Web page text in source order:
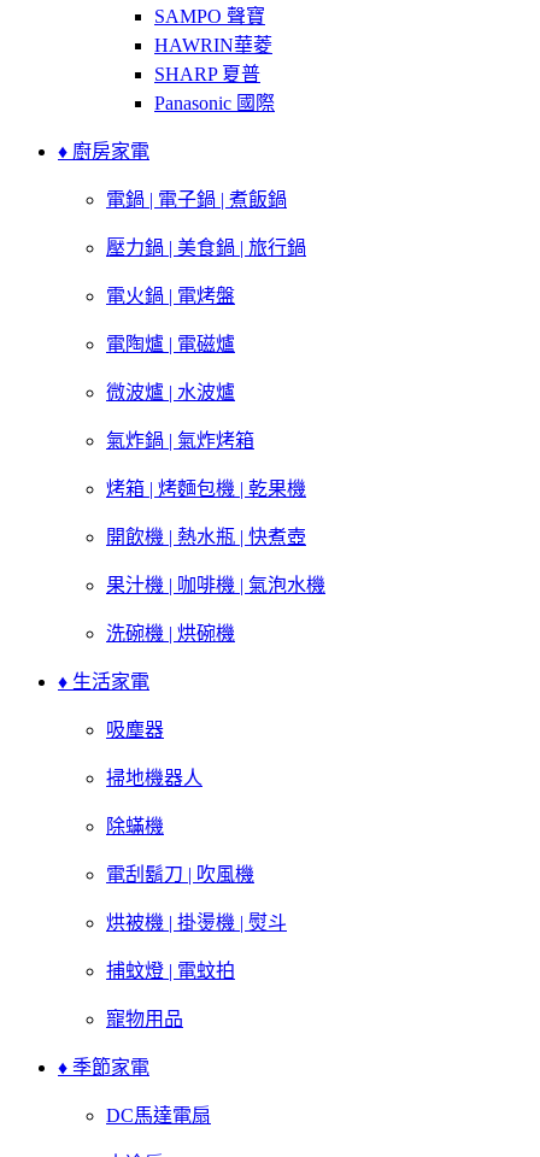
SAMPO 聲寶
HAWRIN華菱
SHARP 夏普
Panasonic 國際
♦ 廚房家電
電鍋 | 電子鍋 | 煮飯鍋
壓力鍋 | 美食鍋 | 旅行鍋
電火鍋 | 電烤盤
電陶爐 | 電磁爐
微波爐 | 水波爐
氣炸鍋 | 氣炸烤箱
烤箱 | 烤麵包機 | 乾果機
開飲機 | 熱水瓶 | 快煮壺
果汁機 | 咖啡機 | 氣泡水機
洗碗機 | 烘碗機
♦ 生活家電
吸塵器
掃地機器人
除蟎機
電刮鬍刀 | 吹風機
烘被機 | 掛燙機 | 熨斗
捕蚊燈 | 電蚊拍
寵物用品
♦ 季節家電
DC馬達電扇